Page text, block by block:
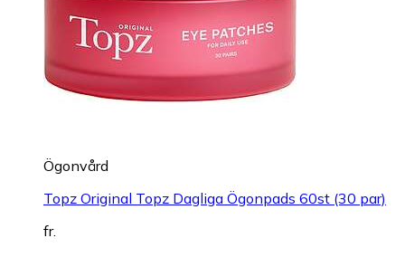
Ögonvård
Topz Original Topz Dagliga Ögonpads 60st (30 par)
fr.